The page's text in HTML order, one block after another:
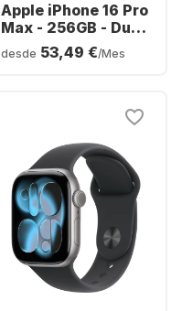
Apple iPhone 16 Pro
Max - 256GB - Dual
SIM
desde 53,49 €/Mes